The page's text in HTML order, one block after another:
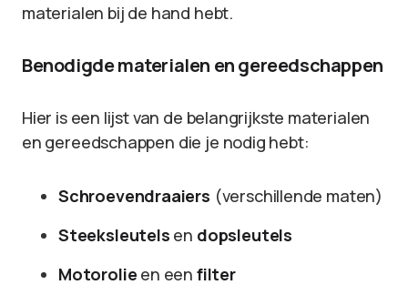
materialen bij de hand hebt.
Benodigde materialen en gereedschappen
Hier is een lijst van de belangrijkste materialen
en gereedschappen die je nodig hebt:
Schroevendraaiers (verschillende maten)
Steeksleutels en dopsleutels
Motorolie en een filter